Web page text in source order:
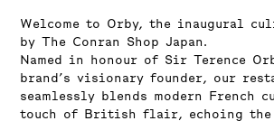
Welcome to Orby, the inaugural
by The Conran Shop Japan.
Named in honour of Sir Terence
brand’s visionary founder, our
seamlessly blends modern French
touch of British flair, echoing